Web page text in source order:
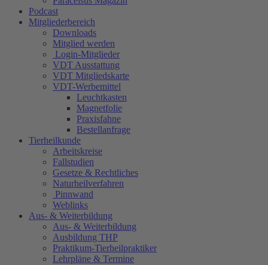
Podcast
Mitgliederbereich
Downloads
Mitglied werden
Login-Mitglieder
VDT Ausstattung
VDT Mitgliedskarte
VDT-Werbemittel
Leuchtkasten
Magnetfolie
Praxisfahne
Bestellanfrage
Tierheilkunde
Arbeitskreise
Fallstudien
Gesetze & Rechtliches
Naturheilverfahren
Pinnwand
Weblinks
Aus- & Weiterbildung
Aus- & Weiterbildung
Ausbildung THP
Praktikum-Tierheilpraktiker
Lehrpläne & Termine